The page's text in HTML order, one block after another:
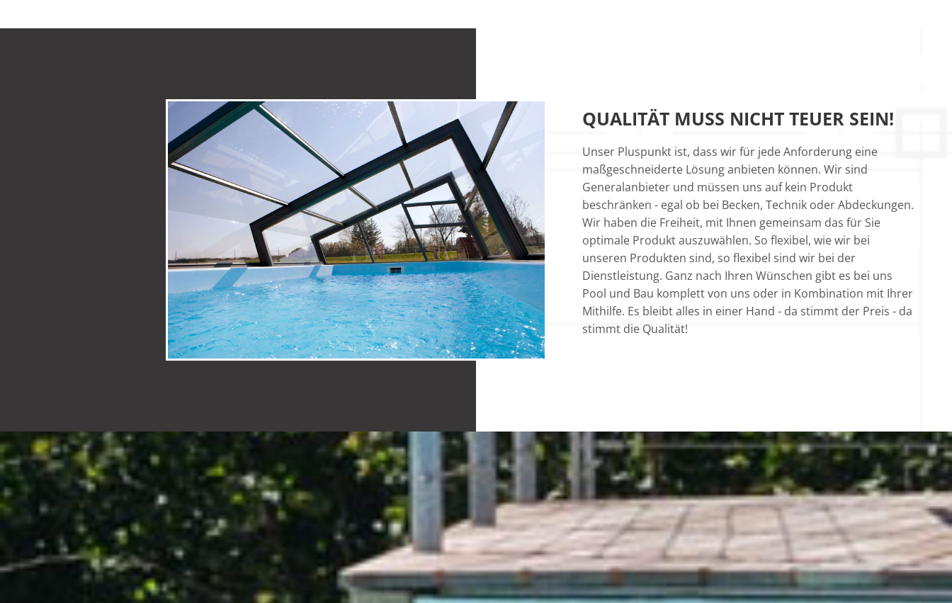
QUALITÄT MUSS NICHT TEUER SEIN!
Unser Pluspunkt ist, dass wir für jede Anforderung eine
maßgeschneiderte Lösung anbieten können. Wir sind
Generalanbieter und müssen uns auf kein Produkt
beschränken - egal ob bei Becken, Technik oder Abdeckungen.
Wir haben die Freiheit, mit Ihnen gemeinsam das für Sie
optimale Produkt auszuwählen. So flexibel, wie wir bei
unseren Produkten sind, so flexibel sind wir bei der
Dienstleistung. Ganz nach Ihren Wünschen gibt es bei uns
Pool und Bau komplett von uns oder in Kombination mit Ihrer
Mithilfe. Es bleibt alles in einer Hand - da stimmt der Preis - da
stimmt die Qualität!